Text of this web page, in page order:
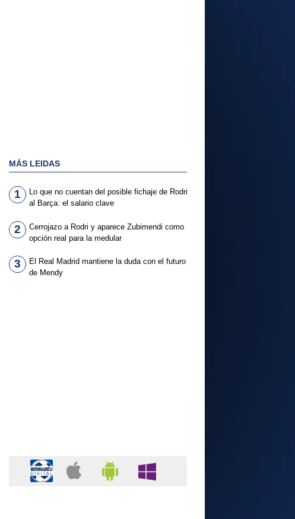
MÁS LEIDAS
1
Lo que no cuentan del posible fichaje de Rodri
al Barça: el salario clave
2
Cerrojazo a Rodri y aparece Zubimendi como
opción real para la medular
3
El Real Madrid mantiene la duda con el futuro
de Mendy